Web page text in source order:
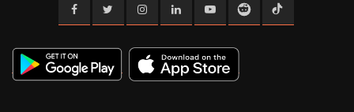
FacebookTwitterInstagramLinkedinYouTubeReddit